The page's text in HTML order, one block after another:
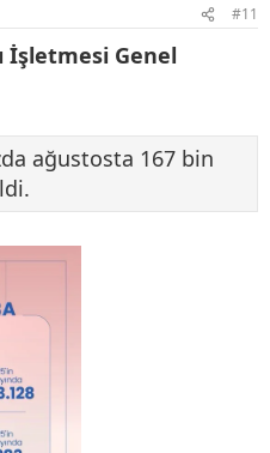
#11
İşletmesi Genel
ağustosta 167 bin